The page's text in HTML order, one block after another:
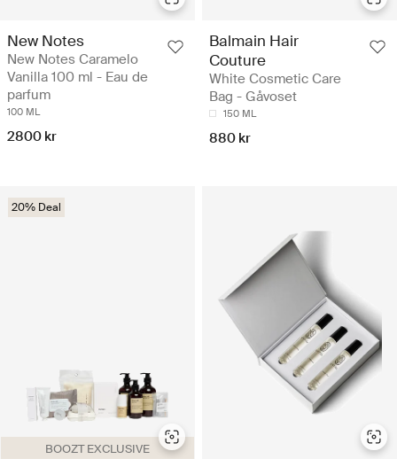
New Notes
New Notes Caramelo
Vanilla 100 ml - Eau de
parfum
100 ML
2800 kr
Balmain Hair
Couture
White Cosmetic Care
Bag - Gåvoset
150 ML
880 kr
BOOZT EXCLUSIVE
20% Deal